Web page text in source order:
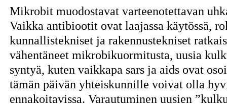
Mikrobit muodostavat varteenotettavan
Vaikka antibiootit ovat laajassa käytössä,
kunnallistekniset ja rakennustekniset
vähentäneet mikrobikuormitusta, uusia
syntyä, kuten vaikkapa sars ja aids ovat
tämän päivän yhteiskunnille voivat olla
ennakoitavissa. Varautuminen uusien